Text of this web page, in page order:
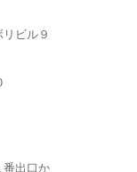
ビル９
出口か